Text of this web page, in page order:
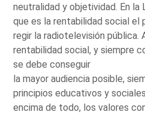
neutralidad y objetividad. En
que es la rentabilidad social el
regir la radiotelevisión pública.
rentabilidad social, y siempre
se debe conseguir
la mayor audiencia posible,
principios educativos y
encima de todo, los valores